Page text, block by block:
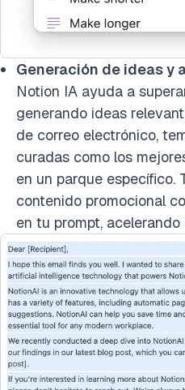
Generación de ideas y
Notion IA ayuda a
generando ideas
de correo electrónico,
curadas como los
en un parque específico.
contenido promocional
en tu prompt,